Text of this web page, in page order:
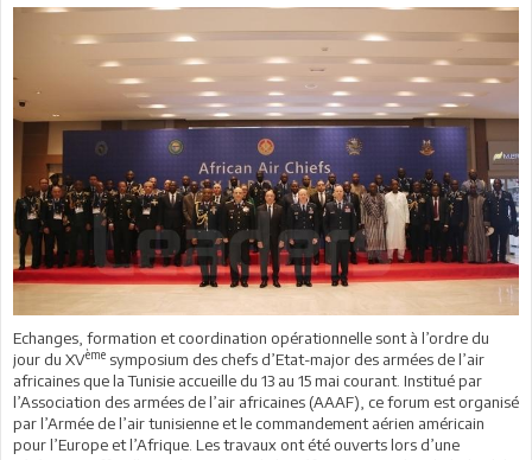
Echanges, formation et coordination opérationnelle sont à l’ordre du
jour du XVème symposium des chefs d’Etat-major des armées de l’air
africaines que la Tunisie accueille du 13 au 15 mai courant. Institué par
l’Association des armées de l’air africaines (AAAF), ce forum est organisé
par l’Armée de l’air tunisienne et le commandement aérien américain
pour l’Europe et l’Afrique. Les travaux ont été ouverts lors d’une